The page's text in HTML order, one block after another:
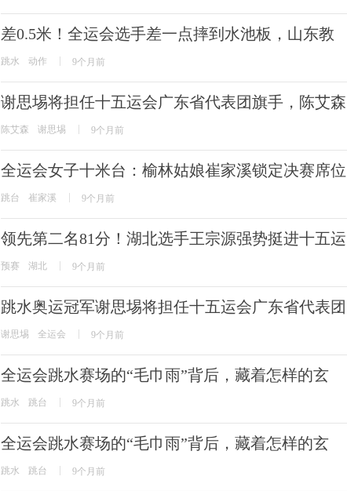
差0.5米！全运会选手差一点摔到水池板，山东教
跳水 动作 9个月前
谢思埸将担任十五运会广东省代表团旗手，陈艾森
陈艾森 谢思埸 9个月前
全运会女子十米台：榆林姑娘崔家溪锁定决赛席位
跳台 崔家溪 9个月前
领先第二名81分！湖北选手王宗源强势挺进十五运
预赛 湖北 9个月前
跳水奥运冠军谢思埸将担任十五运会广东省代表团
谢思埸 全运会 9个月前
全运会跳水赛场的“毛巾雨”背后，藏着怎样的玄
跳水 跳台 9个月前
全运会跳水赛场的“毛巾雨”背后，藏着怎样的玄
跳水 跳台 9个月前